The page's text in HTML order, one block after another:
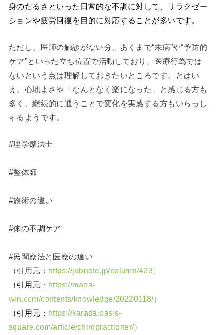
身のだるさといった日常的な不調に対して、リラクゼー
ションや疲労回復を目的に対応することが多いです。
ただし、医師の触診がない分、あくまで“未病”や“予防的
ケア”といった立ち位置で活動しており、医療行為では
ないという点は理解しておきたいところです。とはい
え、心地よさや「なんとなく楽になった」と感じる方も
多く、継続的に通うことで変化を実感する方もいらっし
ゃるようです。
#理学療法士
#整体師
#施術の違い
#体の不調ケア
#民間療法と医療の違い
（引用元： https://jobnote.jp/column/423）
（引用元： https://mana-
win.com/contents/knowledge/20220118/）
（引用元： https://karada.oasis-
square.com/article/chiropractioner/）